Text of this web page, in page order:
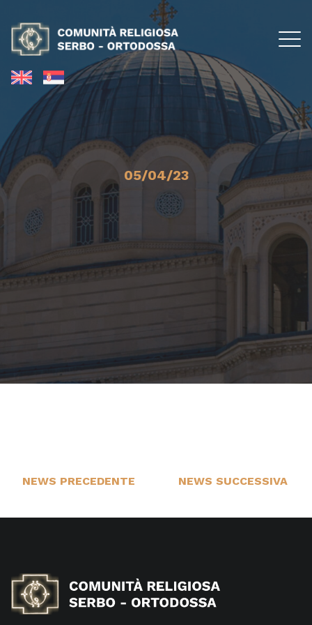
05/04/23
NEWS PRECEDENTE NEWS SUCCESSIVA